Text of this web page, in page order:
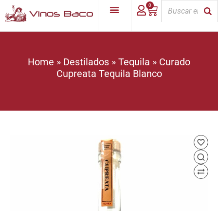
0
Home » Destilados » Tequila » Curado
Cupreata Tequila Blanco